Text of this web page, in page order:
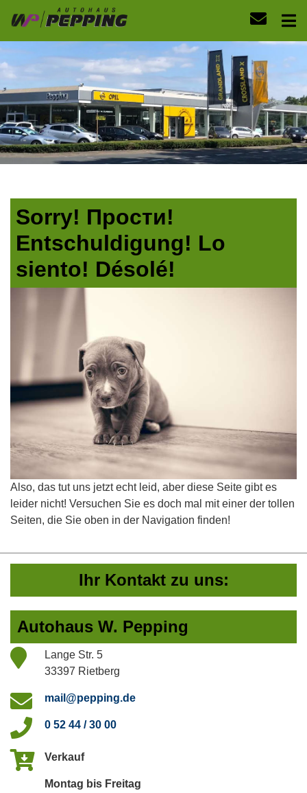
Sorry! Прости!
Entschuldigung! Lo
siento! Désolé!
Also, das tut uns jetzt echt leid, aber diese Seite gibt es
leider nicht! Versuchen Sie es doch mal mit einer der tollen
Seiten, die Sie oben in der Navigation finden!
Ihr Kontakt zu uns:
Autohaus W. Pepping
Lange Str. 5
33397 Rietberg
mail@pepping.de
0 52 44 / 30 00
Verkauf
Montag bis Freitag